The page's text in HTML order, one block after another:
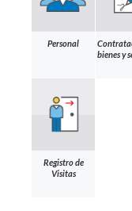
Personal
bienes y
Registro de
Visitas